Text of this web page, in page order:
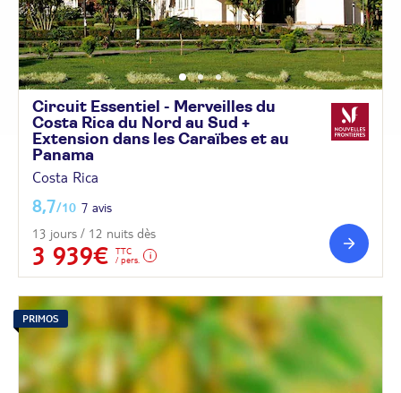
Circuit Essentiel - Merveilles du
Costa Rica du Nord au Sud +
Extension dans les Caraïbes et au
Panama
Costa Rica
8,7/10 7 avis
13 jours / 12 nuits dès
3 939€
TTC
/ pers.
PRIMOS